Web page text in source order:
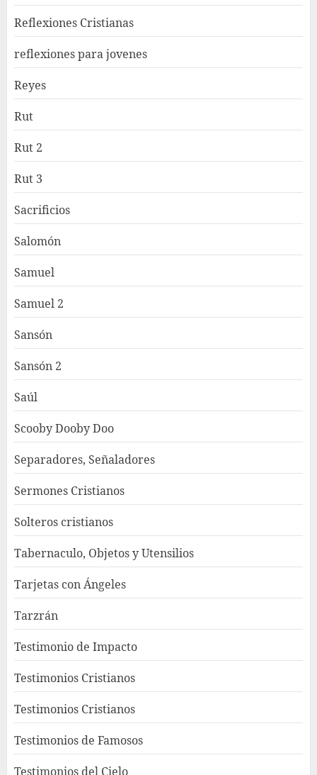
Reflexiones Cristianas
reflexiones para jovenes
Reyes
Rut
Rut 2
Rut 3
Sacrificios
Salomón
Samuel
Samuel 2
Sansón
Sansón 2
Saúl
Scooby Dooby Doo
Separadores, Señaladores
Sermones Cristianos
Solteros cristianos
Tabernaculo, Objetos y Utensilios
Tarjetas con Ángeles
Tarzrán
Testimonio de Impacto
Testimonios Cristianos
Testimonios Cristianos
Testimonios de Famosos
Testimonios del Cielo